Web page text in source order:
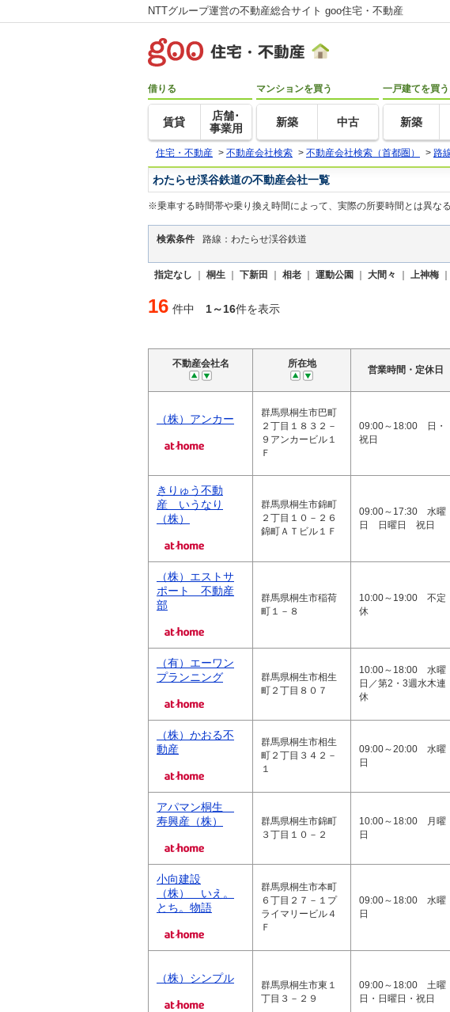
NTTグループ運営の不動産総合サイト goo住宅・不動産
借りる
賃貸
店舗･
事業用
マンションを買う
新築 中古
一戸建てを買う
新築
住宅・不動産 > 不動産会社検索 > 不動産会社検索（首都圏） > 路
わたらせ渓谷鉄道の不動産会社一覧
※乗車する時間帯や乗り換え時間によって、実際の所要時間とは異な
検索条件 路線：わたらせ渓谷鉄道
指定なし ｜ 桐生 ｜ 下新田 ｜ 相老 ｜ 運動公園 ｜ 大間々 ｜ 上神梅 ｜
16 件中 1～16件を表示
不動産会社名 所在地
営業時間・定休日
（株）アンカー
群馬県桐生市巴町
２丁目１８３２－
９アンカービル１
Ｆ
09:00～18:00 日・
祝日
きりゅう不動
産 いうなり
（株）
群馬県桐生市錦町
２丁目１０－２６
錦町ＡＴビル１Ｆ
09:00～17:30 水曜
日 日曜日 祝日
（株）エストサ
ポート 不動産
部
群馬県桐生市稲荷
町１－８
10:00～19:00 不定
休
（有）エーワン
プランニング
群馬県桐生市相生
町２丁目８０７
10:00～18:00 水曜
日／第2・3週水木連
休
（株）かおる不
動産
群馬県桐生市相生
町２丁目３４２－
１
09:00～20:00 水曜
日
アパマン桐生
寿興産（株）
群馬県桐生市錦町
３丁目１０－２
10:00～18:00 月曜
日
小向建設
（株） いえ。
とち。物語
群馬県桐生市本町
６丁目２７－１プ
ライマリービル４
Ｆ
09:00～18:00 水曜
日
（株）シンプル
群馬県桐生市東１
丁目３－２９
09:00～18:00 土曜
日・日曜日・祝日